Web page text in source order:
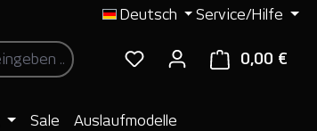
Deutsch Service/Hilfe
0,00 €
Sale Auslaufmodelle